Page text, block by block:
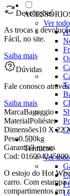
Ver
Térmicos
Ver
Devoluções
As trocas e
Fácil, no site.
Saiba mais
Dúvidas
Fale conosco
Saiba mais
MarcaBagaggio
MaterialPoliéster
Dimensões10 X 22
Peso0.500kg
Garantia3 meses
Cod:
O estojo do Hot
carro. Com estampa
compartimentos em